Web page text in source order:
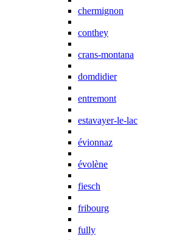
chermignon
conthey
crans-montana
domdidier
entremont
estavayer-le-lac
évionnaz
évolène
fiesch
fribourg
fully